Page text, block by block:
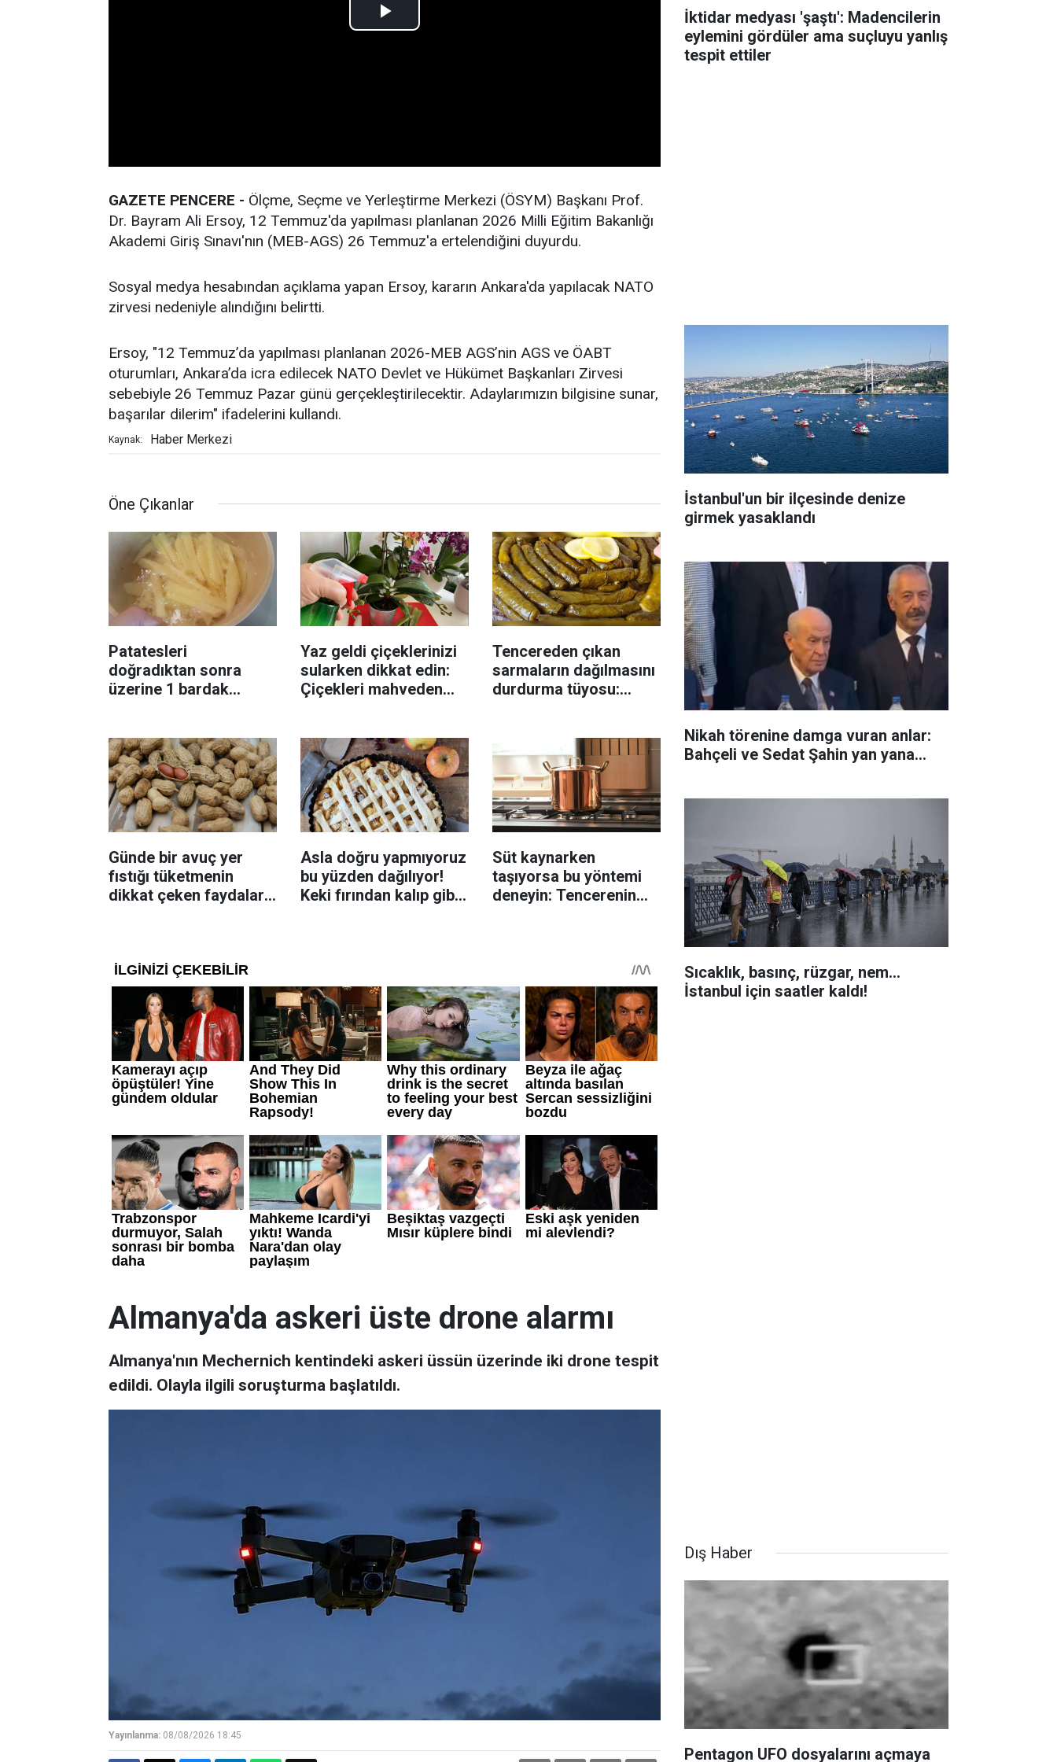
GAZETE PENCERE - Ölçme, Seçme ve Yerleştirme Merkezi (ÖSYM) Başkanı Prof.
Dr. Bayram Ali Ersoy, 12 Temmuz'da yapılması planlanan 2026 Milli Eğitim Bakanlığı
Akademi Giriş Sınavı'nın (MEB-AGS) 26 Temmuz'a ertelendiğini duyurdu.
Sosyal medya hesabından açıklama yapan Ersoy, kararın Ankara'da yapılacak NATO
zirvesi nedeniyle alındığını belirtti.
Ersoy, "12 Temmuz’da yapılması planlanan 2026-MEB AGS’nin AGS ve ÖABT
oturumları, Ankara’da icra edilecek NATO Devlet ve Hükümet Başkanları Zirvesi
sebebiyle 26 Temmuz Pazar günü gerçekleştirilecektir. Adaylarımızın bilgisine sunar,
başarılar dilerim" ifadelerini kullandı.
Kaynak: Haber Merkezi
Öne Çıkanlar
Patatesleri
doğradıktan sonra
üzerine 1 bardak
Yaz geldi çiçeklerinizi
sularken dikkat edin:
Çiçekleri mahveden
Tencereden çıkan
sarmaların dağılmasını
durdurma tüyosu:
Günde bir avuç yer
fıstığı tüketmenin
dikkat çeken faydaları:
Asla doğru yapmıyoruz
bu yüzden dağılıyor!
Keki fırından kalıp gibi
Süt kaynarken
taşıyorsa bu yöntemi
deneyin: Tencerenin
İktidar medyası 'şaştı': Madencilerin
eylemini gördüler ama suçluyu yanlış
tespit ettiler
İstanbul'un bir ilçesinde denize
girmek yasaklandı
Nikah törenine damga vuran anlar:
Bahçeli ve Sedat Şahin yan yana...
Sıcaklık, basınç, rüzgar, nem...
İstanbul için saatler kaldı!
Almanya'da askeri üste drone alarmı
Almanya'nın Mechernich kentindeki askeri üssün üzerinde iki drone tespit
edildi. Olayla ilgili soruşturma başlatıldı.
Yayınlanma: 08/08/2026 18:45
Dış Haber
Pentagon UFO dosyalarını açmaya